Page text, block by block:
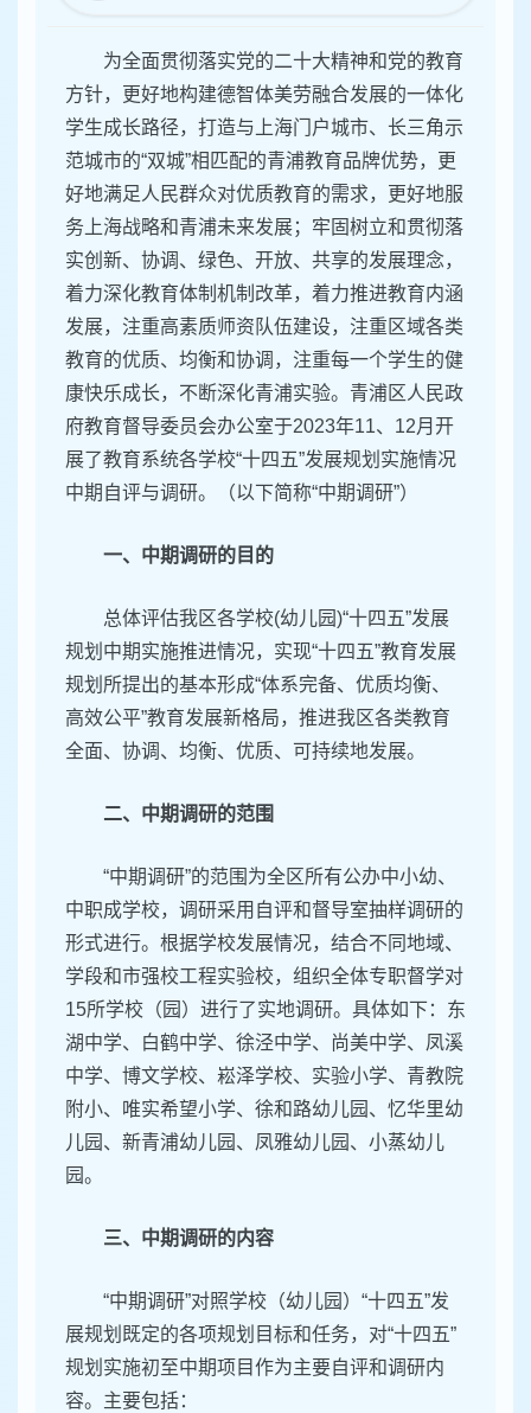
为全面贯彻落实党的二十大精神和党的教育
方针，更好地构建德智体美劳融合发展的一体化
学生成长路径，打造与上海门户城市、长三角示
范城市的“双城”相匹配的青浦教育品牌优势，更
好地满足人民群众对优质教育的需求，更好地服
务上海战略和青浦未来发展；牢固树立和贯彻落
实创新、协调、绿色、开放、共享的发展理念，
着力深化教育体制机制改革，着力推进教育内涵
发展，注重高素质师资队伍建设，注重区域各类
教育的优质、均衡和协调，注重每一个学生的健
康快乐成长，不断深化青浦实验。青浦区人民政
府教育督导委员会办公室于2023年11、12月开
展了教育系统各学校“十四五”发展规划实施情况
中期自评与调研。（以下简称“中期调研”）
一、中期调研的目的
总体评估我区各学校(幼儿园)“十四五”发展
规划中期实施推进情况，实现“十四五”教育发展
规划所提出的基本形成“体系完备、优质均衡、
高效公平”教育发展新格局，推进我区各类教育
全面、协调、均衡、优质、可持续地发展。
二、中期调研的范围
“中期调研”的范围为全区所有公办中小幼、
中职成学校，调研采用自评和督导室抽样调研的
形式进行。根据学校发展情况，结合不同地域、
学段和市强校工程实验校，组织全体专职督学对
15所学校（园）进行了实地调研。具体如下：东
湖中学、白鹤中学、徐泾中学、尚美中学、凤溪
中学、博文学校、崧泽学校、实验小学、青教院
附小、唯实希望小学、徐和路幼儿园、忆华里幼
儿园、新青浦幼儿园、凤雅幼儿园、小蒸幼儿
园。
三、中期调研的内容
“中期调研”对照学校（幼儿园）“十四五”发
展规划既定的各项规划目标和任务，对“十四五”
规划实施初至中期项目作为主要自评和调研内
容。主要包括：